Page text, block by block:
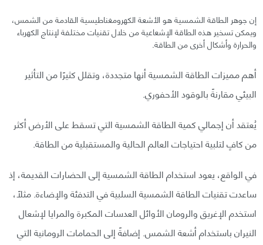
إن جوهر الطاقة الشمسية هو الأشعة الكهرومغناطيسية القادمة من الشمس،
ويمكن تسخير هذه الطاقة الإشعاعية من خلال تقنيات مختلفة لإنتاج الكهرباء
والحرارة وأشكال أخرى من الطاقة.
أهم مميزات الطاقة الشمسية أنها متجددة، وتقلل كثيرًا من التأثير
البيئي مقارنةً بالوقود الأحفوري.
يُعتقد أن إجمالي كمية الطاقة الشمسية التي تسقط على الأرض أكثر
من كافٍ لتلبية احتياجات العالم الحالية والمستقبلية من الطاقة.
في الواقع، يعود استخدام الطاقة الشمسية إلى الحضارات القديمة، إذ
ساعدت تقنيات الطاقة الشمسية السلبية في التدفئة والإضاءة. مثلًا،
استخدم الإغريق والرومان الأوائل العدسات المكبرة والمرايا لإشعال
النيران باستخدام أشعة الشمس. إضافةً إلى الحمامات الرومانية التي